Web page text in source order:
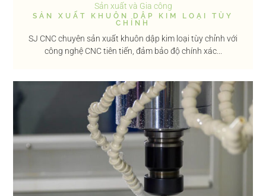
Sản xuất và Gia công
SẢN XUẤT KHUÔN DẬP KIM LOẠI TÙY
CHỈNH
SJ CNC chuyên sản xuất khuôn dập kim loại tùy chỉnh với
công nghệ CNC tiên tiến, đảm bảo độ chính xác...